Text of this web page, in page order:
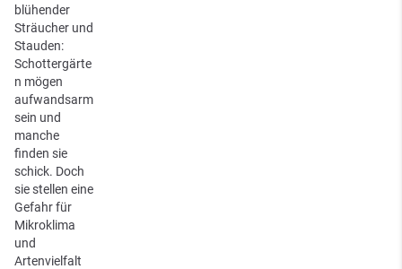
blühender
Sträucher und
Stauden:
Schottergärte
n mögen
aufwandsarm
sein und
manche
finden sie
schick. Doch
sie stellen eine
Gefahr für
Mikroklima
und
Artenvielfalt